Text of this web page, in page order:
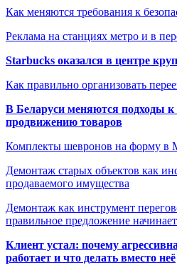
Как меняются требования к
Реклама на станциях метро и в
Starbucks оказался в центре
Как правильно организовать
В Беларуси меняются подходы к
продвижению товаров
Комплекты шевронов на форму в
Демонтаж старых объектов как
продаваемого имущества
Демонтаж как инструмент
правильное предложение
Клиент устал: почему
работает и что делать вместо неё